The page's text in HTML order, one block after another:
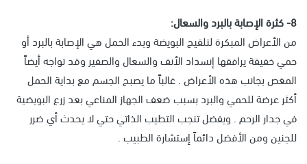
8- كثرة الإصابة بالبرد والسعال:
من الأعراض المبكرة لتلقيح البويضة وبدء الحمل هي الإصابة بالبرد أو
حمي خفيفة يرافقها إنسداد الأنف والسعال والصفير وقد تواجه أيضاً
المغص بجانب هذه الأعراض . غالباً ما يصبح الجسم مع بداية الحمل
أكثر عرضة للحمي والبرد بسبب ضعف الجهاز المناعي بعد زرع البويضية
في جدار الرحم . ويفضل تنجب التطيب الذاتي حتي لا يحدث أي ضرر
للجنين ومن الأفضل دائماً إستشارة الطبيب .